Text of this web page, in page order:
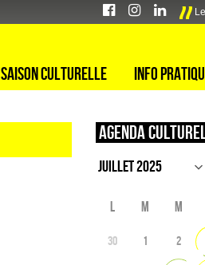
Saison culturelle Info
Agenda
L M M
30 1 2